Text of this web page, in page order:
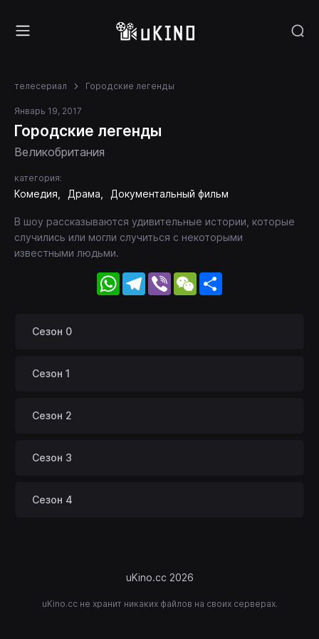
телесериал Городские легенды
Январь 19, 2017
Городские легенды
Великобритания
категория:
Комедия Драма Документальный фильм
В шоу рассказываются удивительные истории, которые
случились или могли случиться с некоторыми
известными людьми.
WhatsApp
Telegram
Viber WeChat
Сезон 0
Сезон 1
Сезон 2
Сезон 3
Сезон 4
uKino.cc 2026
uKino.cc не хранит никаких файлов на своих серверах.